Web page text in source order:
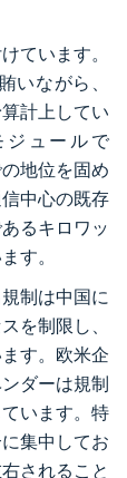
ています。
いながら、
計上してい
ジュールで
地位を固め
中心の既存
るキロワッ
す。
制は中国に
を制限し、
す。欧米企
ダーは規制
います。特
集中してお
されること